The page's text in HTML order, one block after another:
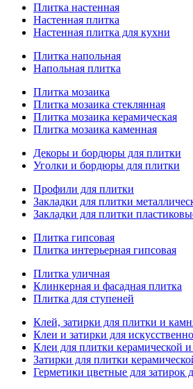
Плитка настенная
Настенная плитка
Настенная плитка для кухни
Плитка напольная
Напольная плитка
Плитка мозаика
Плитка мозаика стеклянная
Плитка мозаика керамическая
Плитка мозаика каменная
Декоры и бордюры для плитки
Уголки и бордюры для плитки
Профили для плитки
Закладки для плитки
Закладки для плитки
Плитка гипсовая
Плитка интерьерная гипсовая
Плитка уличная
Клинкерная и фасадная плитка
Плитка для ступеней
Клей, затирки для плитки и
Клеи и затирки для
Клеи для плитки керамической и
Затирки для плитки
Герметики цветные для затирок